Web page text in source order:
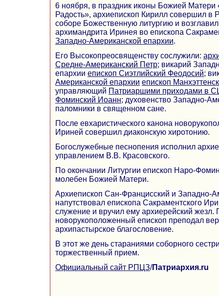
6 ноября, в праздник иконы Божией Матери
Радость», архиепископ Кирилл совершил в
соборе Божественную литургию и
архимандрита Иринея во епископа
Западно-Американской епархии.
Его Высокопреосвященству сослужили:
Средне-Американский Петр; викарий
епархии епископ Сиэтлийский Феодосий;
Американской епархии епископ
управляющий Патриаршими приходами в
Фоминский Иоанн; духовенство Западно-
паломники в священном сане.
После евхаристического канона
Ириней совершил диаконскую хиротонию.
Богослужебные песнопения исполнил
управлением В.В. Красовского.
По окончании Литургии епископ Наро-
молебен Божией Матери.
Архиепископ Сан-Францисский и Западно-
напутствовал епископа Сакраментского
служение и вручил ему архиерейский жезл.
новорукоположенный епископ преподал
архипастырское благословение.
В этот же день стараниями соборного
торжественный прием.
Официальный сайт РПЦЗ/Патриархия.ru